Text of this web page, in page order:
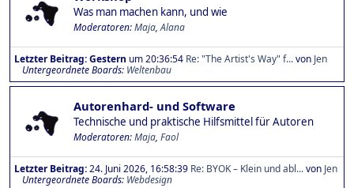
Was man machen kann, und wie
Moderatoren:Maja,Alana
Letzter Beitrag:Gestern um 20:36:54 Re: "The Artist's Way" f...von Jen
Untergeordnete Boards Weltenbau
Autorenhard- und Software
Technische und praktische Hilfsmittel für Autoren
Moderatoren:Maja, Faol
Letzter Beitrag:24. Juni 2026, 16:58:39 Re: BYOK – Klein und abl...von Jen
Untergeordnete Boards Webdesign